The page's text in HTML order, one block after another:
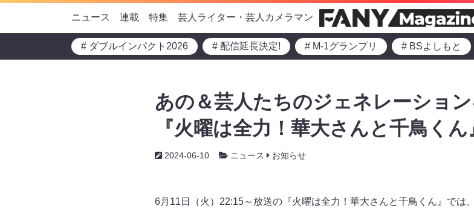
ニュース 連載 特集 芸人ライター・芸人カメラマン
# ダブルインパクト2026 # 配信延長決定! # M-1グランプリ # BSよしもと
あの＆芸人たちのジェネレーショ
『火曜は全力！華大さんと千鳥く
2024-06-10 ニュース お知らせ
6月11日（火）22:15～放送の『火曜は全力！華大さんと千鳥くん』では